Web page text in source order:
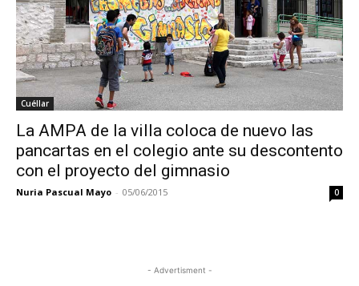
Cuéllar
La AMPA de la villa coloca de nuevo las
pancartas en el colegio ante su descontento
con el proyecto del gimnasio
Nuria Pascual Mayo - 05/06/2015 0
- Advertisment -